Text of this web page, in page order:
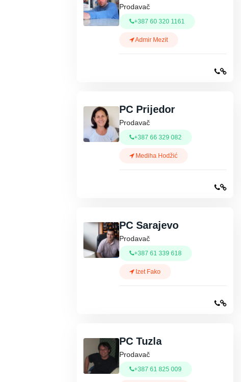
Prodavač
+387 60 320 1161
Admir Mezit
PC Prijedor
Prodavač
+387 66 329 082
Mediha Hodžić
PC Sarajevo
Prodavač
+387 61 339 618
Izet Fako
PC Tuzla
Prodavač
+387 61 825 009